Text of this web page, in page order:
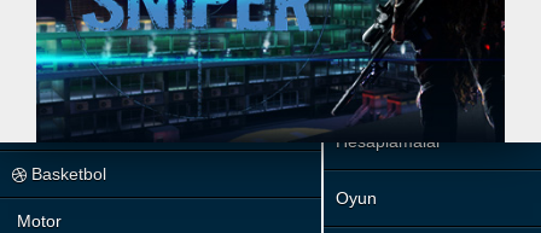
Çocuk
Angry Birds
Basketbol
Motor
Duvar Yazıları
Hızlı Okuma Testi
Hesaplamalar
Oyun